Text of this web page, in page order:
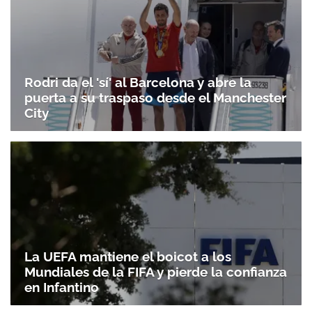
Rodri da el 'sí' al Barcelona y abre la
puerta a su traspaso desde el Manchester
City
La UEFA mantiene el boicot a los
Mundiales de la FIFA y pierde la confianza
en Infantino